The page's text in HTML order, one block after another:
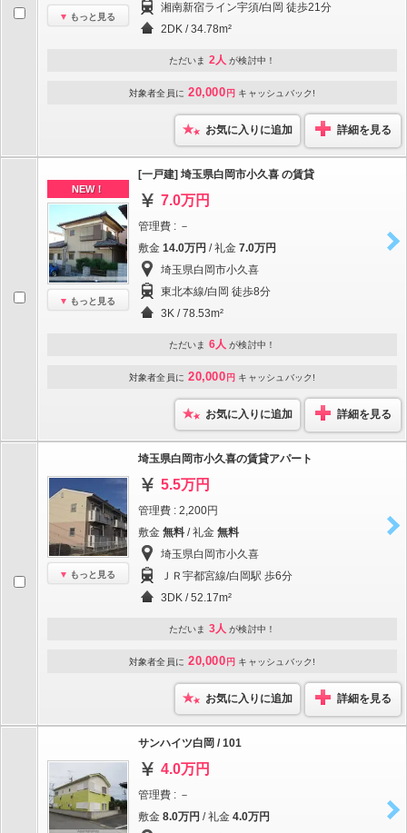
もっと見る
湘南新宿ライン宇須/白岡 徒歩21分
2DK / 34.78m²
ただいま 2人 が検討中！
対象者全員に 20,000 円 キャッシュバック!
お気に入りに追加 詳細を見る
NEW！
もっと見る
[一戸建] 埼玉県白岡市小久喜 の賃貸
7.0万円
管理費 : －
敷金 14.0万円 / 礼金 7.0万円
埼玉県白岡市小久喜
東北本線/白岡 徒歩8分
3K / 78.53m²
ただいま 6人 が検討中！
対象者全員に 20,000 円 キャッシュバック!
お気に入りに追加 詳細を見る
もっと見る
埼玉県白岡市小久喜の賃貸アパート
5.5万円
管理費 : 2,200円
敷金 無料 / 礼金 無料
埼玉県白岡市小久喜
ＪＲ宇都宮線/白岡駅 歩6分
3DK / 52.17m²
ただいま 3人 が検討中！
対象者全員に 20,000 円 キャッシュバック!
お気に入りに追加 詳細を見る
サンハイツ白岡 / 101
4.0万円
管理費 : －
敷金 8.0万円 / 礼金 4.0万円